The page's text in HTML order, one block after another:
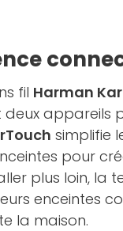
fil Harman
appareils
simplifie
pour
plus loin, la
enceintes
la maison.